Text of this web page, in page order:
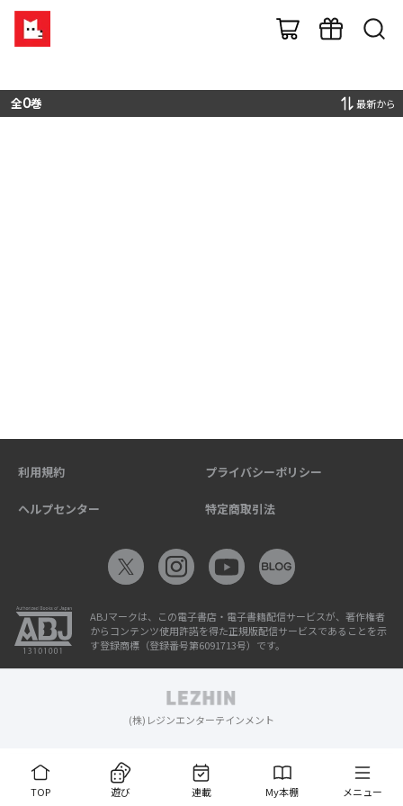
全0巻 最新から
TOP 遊び 連載 My本棚 メニュー
利用規約 プライバシーポリシー
ヘルプセンター 特定商取引法
ABJマークは、この電子書店・電子書籍配信サービスが、著作権者
からコンテンツ使用許諾を得た正規版配信サービスであることを示
す登録商標（登録番号第6091713号）です。
(株)レジンエンターテインメント